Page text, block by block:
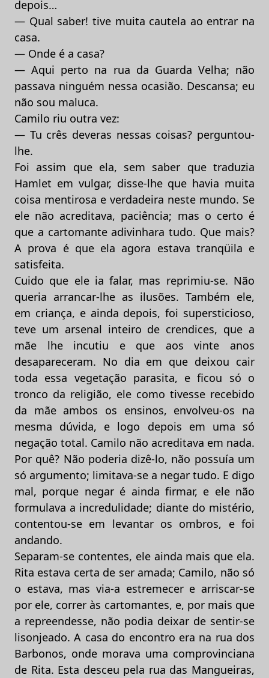
depois…
— Qual saber! tive muita cautela ao entrar na
casa.
— Onde é a casa?
— Aqui perto na rua da Guarda Velha; não
passava ninguém nessa ocasião. Descansa; eu
não sou maluca.
Camilo riu outra vez:
— Tu crês deveras nessas coisas? perguntou-
lhe.
Foi assim que ela, sem saber que traduzia
Hamlet em vulgar, disse-lhe que havia muita
coisa mentirosa e verdadeira neste mundo. Se
ele não acreditava, paciência; mas o certo é
que a cartomante adivinhara tudo. Que mais?
A prova é que ela agora estava tranqüila e
satisfeita.
Cuido que ele ia falar, mas reprimiu-se. Não
queria arrancar-lhe as ilusões. Também ele,
em criança, e ainda depois, foi supersticioso,
teve um arsenal inteiro de crendices, que a
mãe lhe incutiu e que aos vinte anos
desapareceram. No dia em que deixou cair
toda essa vegetação parasita, e ficou só o
tronco da religião, ele como tivesse recebido
da mãe ambos os ensinos, envolveu-os na
mesma dúvida, e logo depois em uma só
negação total. Camilo não acreditava em nada.
Por quê? Não poderia dizê-lo, não possuía um
só argumento; limitava-se a negar tudo. E digo
mal, porque negar é ainda firmar, e ele não
formulava a incredulidade; diante do mistério,
contentou-se em levantar os ombros, e foi
andando.
Separam-se contentes, ele ainda mais que ela.
Rita estava certa de ser amada; Camilo, não só
o estava, mas via-a estremecer e arriscar-se
por ele, correr às cartomantes, e, por mais que
a repreendesse, não podia deixar de sentir-se
lisonjeado. A casa do encontro era na rua dos
Barbonos, onde morava uma comprovinciana
de Rita. Esta desceu pela rua das Mangueiras,